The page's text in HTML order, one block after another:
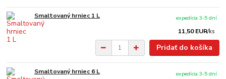
Smaltovaný hrniec 1 L
11,50 EUR/ks
expedícia 3-5 dní
Pridať do košíka
Smaltovaný hrniec 6 L
expedícia 3-5 dní